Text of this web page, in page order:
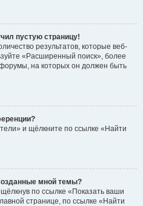
пустую страницу!
результатов, которые веб-
«Расширенный поиск», более
на которых он должен быть
и щёлкните по ссылке «Найти
мной темы?
по ссылке «Показать ваши
странице, по ссылке «Найти